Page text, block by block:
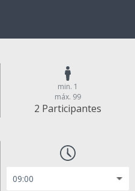
min. 1
máx. 99
2 Participantes